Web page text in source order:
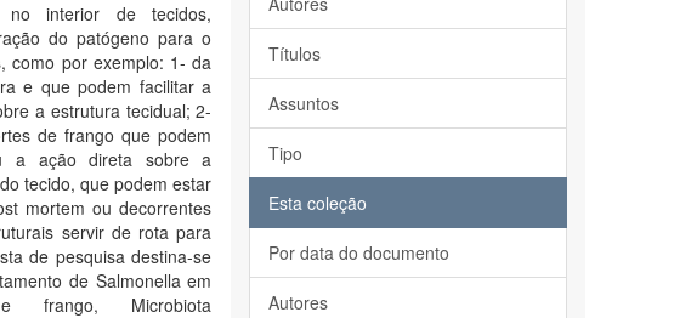
no interior de tecidos,
do patógeno para o
como por exemplo: 1- da
e que podem facilitar a
a estrutura tecidual; 2-
de frango que podem
a ação direta sobre a
tecido, que podem estar
mortem ou decorrentes
servir de rota para
de pesquisa destina-se
de Salmonella em
frango, Microbiota
Títulos
Assuntos
Tipo
Esta coleção
Por data do documento
Autores